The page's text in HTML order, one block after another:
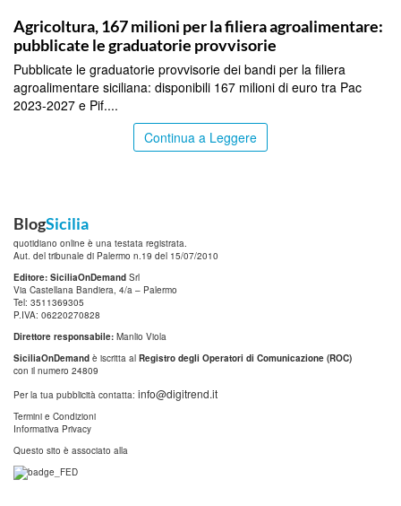
Agricoltura, 167 milioni per la filiera agroalimentare:
pubblicate le graduatorie provvisorie
Pubblicate le graduatorie provvisorie dei bandi per la filiera
agroalimentare siciliana: disponibili 167 milioni di euro tra Pac
2023-2027 e Pif....
Continua a Leggere
BlogSicilia
quotidiano online è una testata registrata.
Aut. del tribunale di Palermo n.19 del 15/07/2010
Editore: SiciliaOnDemand Srl
Via Castellana Bandiera, 4/a – Palermo
Tel: 3511369305
P.IVA: 06220270828
Direttore responsabile: Manlio Viola
SiciliaOnDemand è iscritta al Registro degli Operatori di Comunicazione (ROC)
con il numero 24809
Per la tua pubblicità contatta: info@digitrend.it
Termini e Condizioni
Informativa Privacy
Questo sito è associato alla